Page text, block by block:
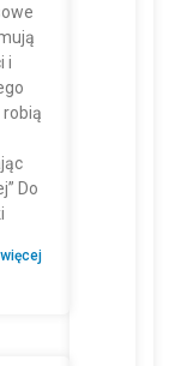
i
robią
Do